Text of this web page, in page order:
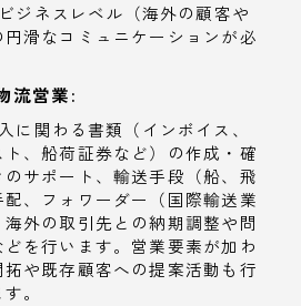
ビジネスレベル（海外の顧客や
滑なコミュニケーションが必
流営業:
に関わる書類（インボイス、
、船荷証券など）の作成・確
サポート、輸送手段（船、飛
、フォワーダー（国際輸送業
外の取引先との納期調整や問
を行います。営業要素が加わ
拓や既存顧客への提案活動も行
。